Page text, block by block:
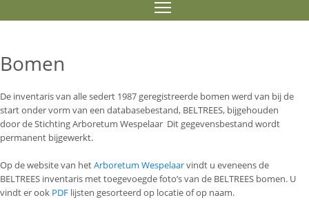
n
n
t
Bomen
De inventaris van alle sedert 1987 geregistreerde bomen werd van bij de
start onder vorm van een databasebestand, BELTREES, bijgehouden
door de Stichting Arboretum Wespelaar Dit gegevensbestand wordt
permanent bijgewerkt.
Op de website van hetArboretum Wespelaarvindt u eveneens de
BELTREES inventaris met toegevoegde foto’s van de BELTREES bomen. U
vindt er ook PDF lijsten gesorteerd op locatie of op naam.